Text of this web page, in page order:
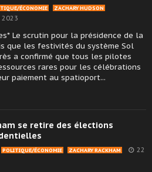
ÉCONOMIE
ZACHARY HUDSON
Le scrutin pour la présidence de la
que les festivités du système Sol
a confirmé que tous les pilotes
rares pour les célébrations
paiement au spatioport...
se retire des élections
POLITIQUE/ÉCONOMIE ZACHARY RACKHAM
22